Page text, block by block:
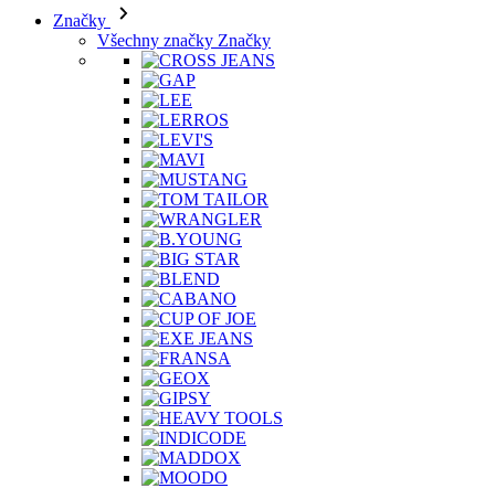
Značky
Všechny značky Značky